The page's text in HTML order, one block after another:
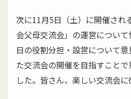
次に11月5日（土）に開催され
会父母交流会」の運営につい
日の役割分担・設営について
た交流会の開催を目指すこと
した。皆さん、楽しい交流会に